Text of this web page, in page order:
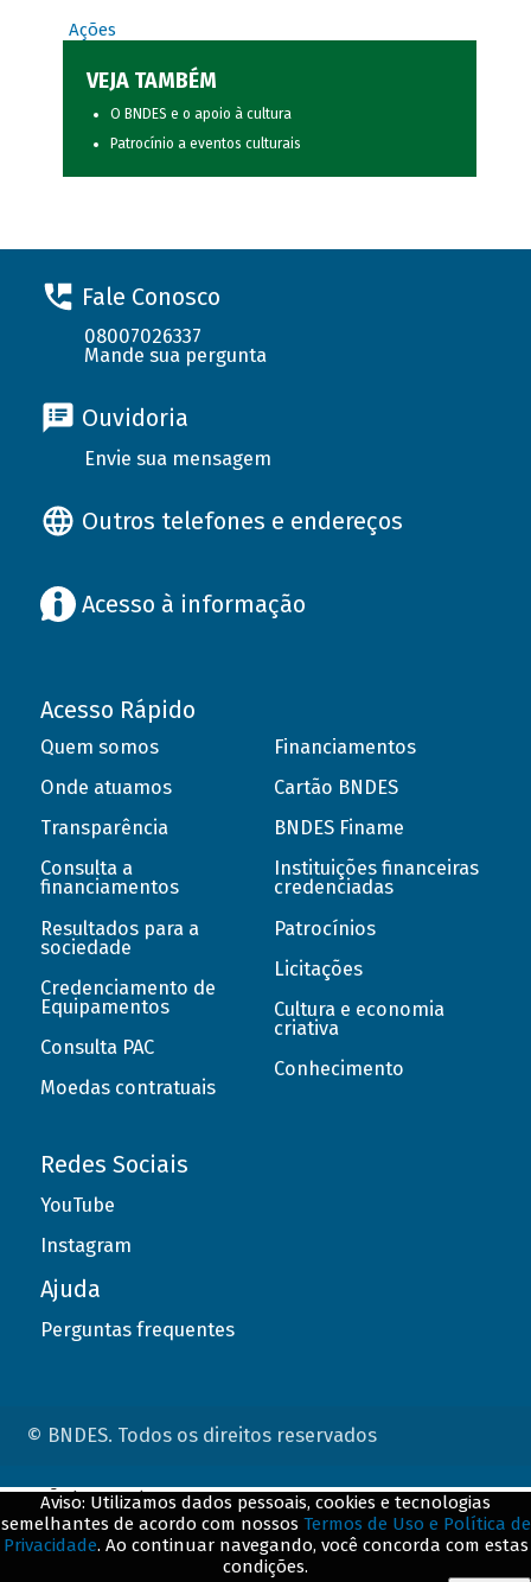
Ações
VEJA TAMBÉM
O BNDES e o apoio à cultura
Patrocínio a eventos culturais
Fale Conosco
08007026337
Mande sua pergunta
Ouvidoria
Envie sua mensagem
Outros telefones e endereços
Acesso à informação
Acesso Rápido
Quem somos
Onde atuamos
Transparência
Consulta a
financiamentos
Resultados para a
sociedade
Credenciamento de
Equipamentos
Consulta PAC
Moedas contratuais
Financiamentos
Cartão BNDES
BNDES Finame
Instituições financeiras
credenciadas
Patrocínios
Licitações
Cultura e economia
criativa
Conhecimento
Redes Sociais
YouTube
Instagram
Ajuda
Perguntas frequentes
© BNDES. Todos os direitos reservados
Aviso: Utilizamos dados pessoais, cookies e tecnologias
semelhantes de acordo com nossos Termos de Uso e Política de
Privacidade. Ao continuar navegando, você concorda com estas
condições.
ConteÃºdo complementar
${title}${badge}